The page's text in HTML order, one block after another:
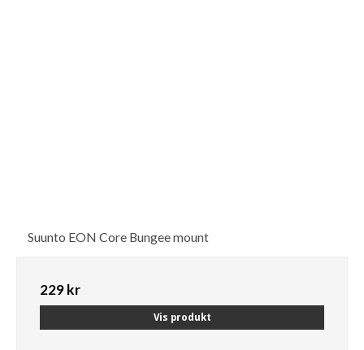
Suunto EON Core Bungee mount
229 kr
Vis produkt